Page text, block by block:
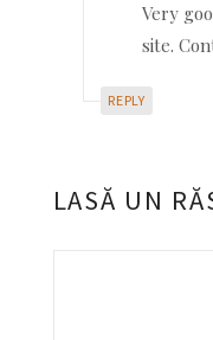
Very
site.
REPLY
LASĂ UN